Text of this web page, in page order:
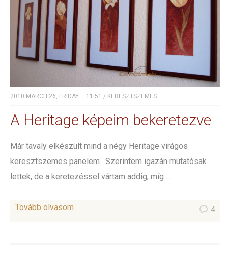
2010 MARCH 26, FRIDAY – 11:51 / KERESZTSZEMES
A Heritage képeim bekeretezve
Már tavaly elkészült mind a négy Heritage virágos
keresztszemes panelem. Szerintem igazán mutatósak
lettek, de a keretezéssel vártam addig, míg ...
Tovább olvasom 4